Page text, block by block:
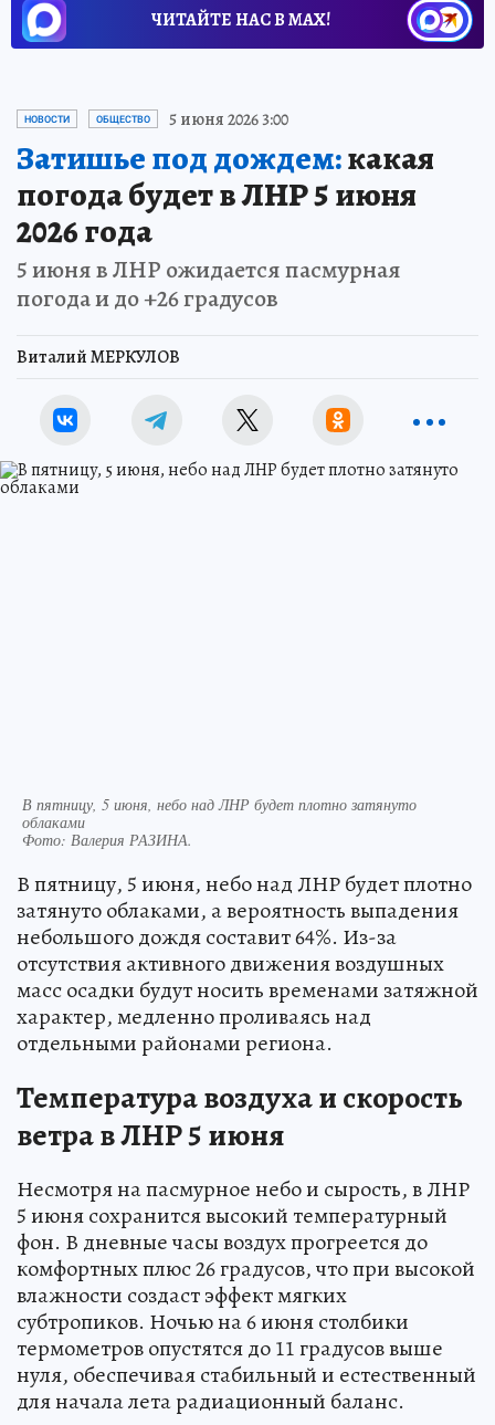
ЧИТАЙТЕ НАС В МАХ!
НОВОСТИ ОБЩЕСТВО 5 июня 2026 3:00
Затишье под дождем:какая
погода будет в ЛНР 5 июня
2026 года
5 июня в ЛНР ожидается пасмурная
погода и до +26 градусов
Виталий МЕРКУЛОВ
В пятницу, 5 июня, небо над ЛНР будет плотно затянуто
облаками
Фото: Валерия РАЗИНА.
В пятницу, 5 июня, небо над ЛНР будет плотно
затянуто облаками, а вероятность выпадения
небольшого дождя составит 64%. Из-за
отсутствия активного движения воздушных
масс осадки будут носить временами затяжной
характер, медленно проливаясь над
отдельными районами региона.
Температура воздуха и скорость
ветра в ЛНР 5 июня
Несмотря на пасмурное небо и сырость, в ЛНР
5 июня сохранится высокий температурный
фон. В дневные часы воздух прогреется до
комфортных плюс 26 градусов, что при высокой
влажности создаст эффект мягких
субтропиков. Ночью на 6 июня столбики
термометров опустятся до 11 градусов выше
нуля, обеспечивая стабильный и естественный
для начала лета радиационный баланс.